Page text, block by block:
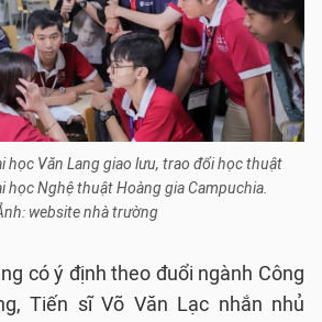
học Văn Lang giao lưu, trao đổi học thuật
học Nghệ thuật Hoàng gia Campuchia.
website nhà trường
có ý định theo đuổi ngành Công
Tiến sĩ Võ Văn Lạc nhắn nhủ